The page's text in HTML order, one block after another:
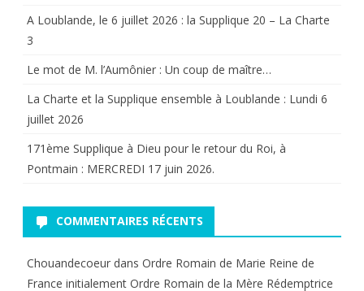
A Loublande, le 6 juillet 2026 : la Supplique 20 – La Charte
3
Le mot de M. l’Aumônier : Un coup de maître…
La Charte et la Supplique ensemble à Loublande : Lundi 6
juillet 2026
171ème Supplique à Dieu pour le retour du Roi, à
Pontmain : MERCREDI 17 juin 2026.
COMMENTAIRES RÉCENTS
Chouandecoeur dans Ordre Romain de Marie Reine de
France initialement Ordre Romain de la Mère Rédemptrice